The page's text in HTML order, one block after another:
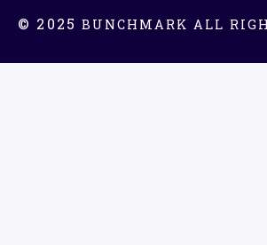
© 2025 BUNCHMARK ALL